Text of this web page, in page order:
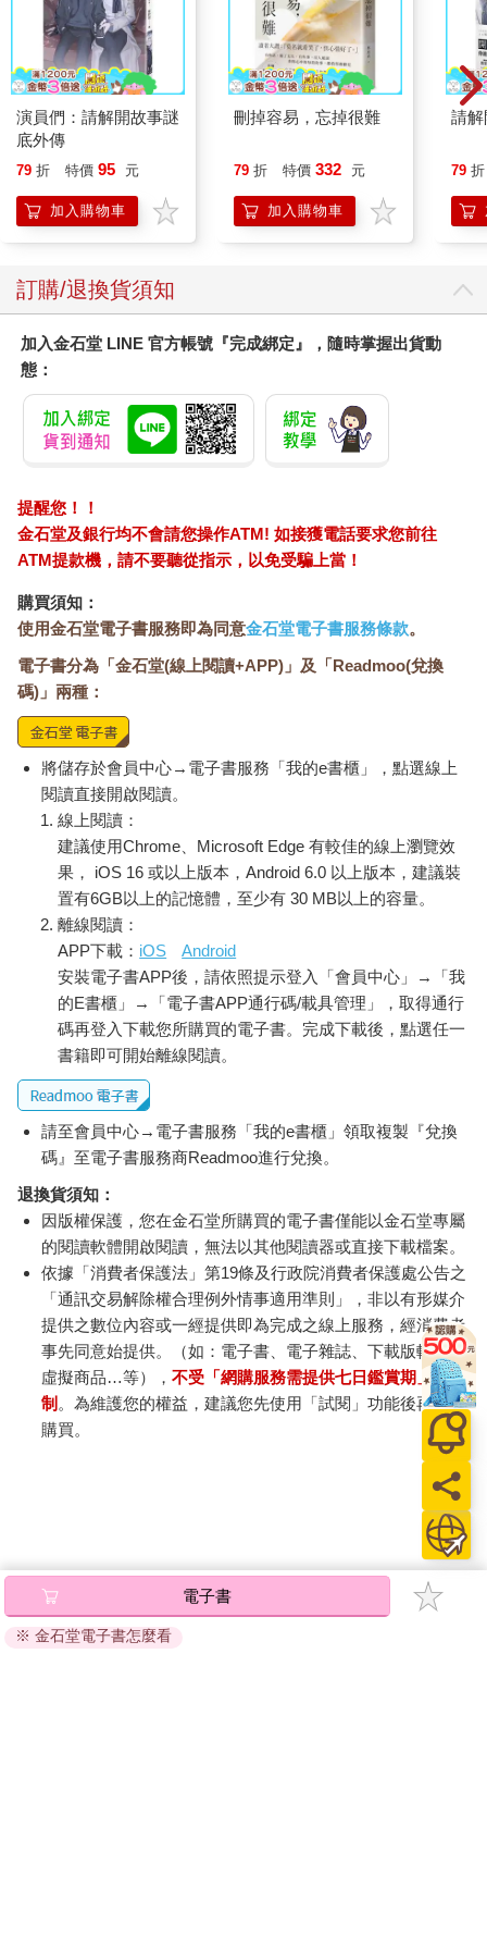
演員們：請解開故事謎
底外傳
79 折 特價 95 元
加入購物車
刪掉容易，忘掉很難
79 折 特價 332 元
加入購物車
請解
79 折
訂購/退換貨須知
加入金石堂 LINE 官方帳號『完成綁定』，隨時掌握出貨動
態：
提醒您！！
金石堂及銀行均不會請您操作ATM! 如接獲電話要求您前往
ATM提款機，請不要聽從指示，以免受騙上當！
購買須知：
使用金石堂電子書服務即為同意金石堂電子書服務條款。
電子書分為「金石堂(線上閱讀+APP)」及「Readmoo(兌換
碼)」兩種：
將儲存於會員中心→電子書服務「我的e書櫃」，點選線上
閱讀直接開啟閱讀。
線上閱讀：
建議使用Chrome、Microsoft Edge 有較佳的線上瀏覽效
果， iOS 16 或以上版本，Android 6.0 以上版本，建議裝
置有6GB以上的記憶體，至少有 30 MB以上的容量。
離線閱讀：
APP下載： iOS
Android
安裝電子書APP後，請依照提示登入「會員中心」→「我
的E書櫃」→「電子書APP通行碼/載具管理」，取得通行
碼再登入下載您所購買的電子書。完成下載後，點選任一
書籍即可開始離線閱讀。
請至會員中心→電子書服務「我的e書櫃」領取複製『兌換
碼』至電子書服務商Readmoo進行兌換。
退換貨須知：
因版權保護，您在金石堂所購買的電子書僅能以金石堂專屬
的閱讀軟體開啟閱讀，無法以其他閱讀器或直接下載檔案。
依據「消費者保護法」第19條及行政院消費者保護處公告之
「通訊交易解除權合理例外情事適用準則」，非以有形媒介
提供之數位內容或一經提供即為完成之線上服務，經消費者
事先同意始提供。（如：電子書、電子雜誌、下載版軟體、
虛擬商品…等），不受「網購服務需提供七日鑑賞期」的限
制 。為維護您的權益，建議您先使用「試閱」功能後再付款
購買。
電子書
※ 金石堂電子書怎麼看